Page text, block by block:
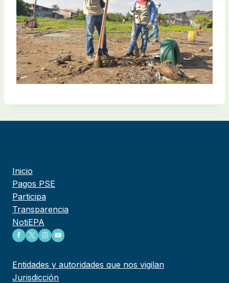
Inicio
Pagos PSE
Participa
Transparencia
NotiEPA
Entidades y autoridades que nos vigilan
Jurisdicción